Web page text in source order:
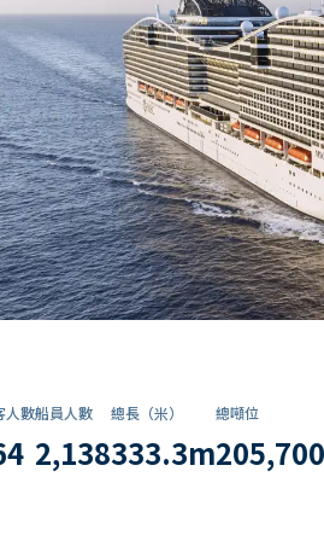
人數船員人數
2,138
總長（米）
333.3m
總噸位
205,700